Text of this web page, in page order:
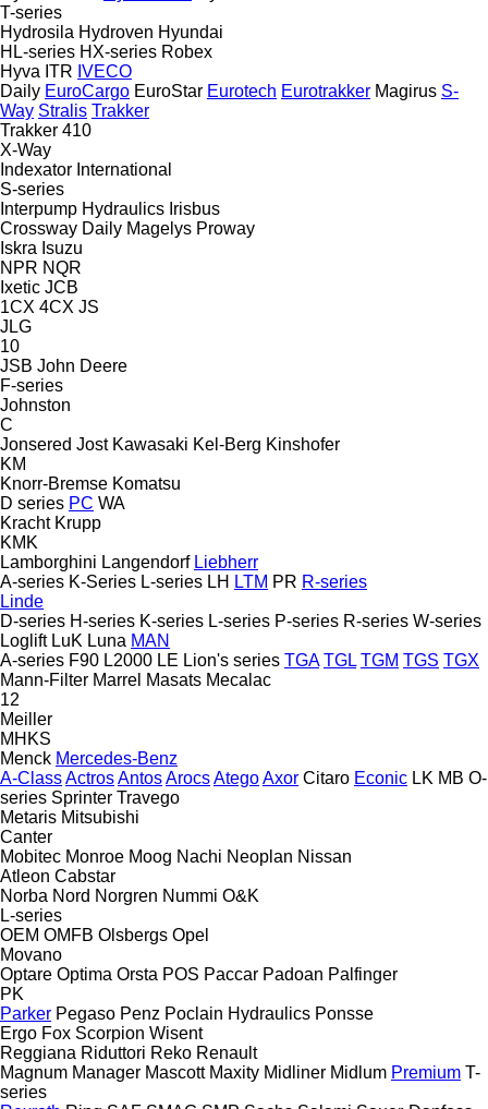
T-series
Hydrosila Hydroven Hyundai
HL-series HX-series Robex
Hyva ITR IVECO
Daily EuroCargo EuroStar Eurotech Eurotrakker Magirus S-
Way Stralis Trakker
Trakker 410
X-Way
Indexator International
S-series
Interpump Hydraulics Irisbus
Crossway Daily Magelys Proway
Iskra Isuzu
NPR NQR
Ixetic JCB
1CX 4CX JS
JLG
10
JSB John Deere
F-series
Johnston
C
Jonsered Jost Kawasaki Kel-Berg Kinshofer
KM
Knorr-Bremse Komatsu
D series PC WA
Kracht Krupp
KMK
Lamborghini Langendorf Liebherr
A-series K-Series L-series LH LTM PR R-series
Linde
D-series H-series K-series L-series P-series R-series W-series
Loglift LuK Luna MAN
A-series F90 L2000 LE Lion's series TGA TGL TGM TGS TGX
Mann-Filter Marrel Masats Mecalac
12
Meiller
MHKS
Menck Mercedes-Benz
A-ClassActrosAntosArocsAtegoAxor Citaro Econic LK MB O-
series Sprinter Travego
Metaris Mitsubishi
Canter
Mobitec Monroe Moog Nachi Neoplan Nissan
Atleon Cabstar
Norba Nord Norgren Nummi O&K
L-series
OEM OMFB Olsbergs Opel
Movano
Optare Optima Orsta POS Paccar Padoan Palfinger
PK
Parker Pegaso Penz Poclain Hydraulics Ponsse
Ergo Fox Scorpion Wisent
Reggiana Riduttori Reko Renault
Magnum Manager Mascott Maxity Midliner Midlum Premium T-
series